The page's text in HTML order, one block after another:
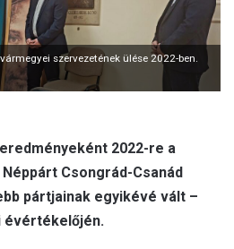
szervezetének ülése 2022-ben.
2022-re a
Csongrád-Csanád
pártjainak egyikévé vált –
évértékelőjén.